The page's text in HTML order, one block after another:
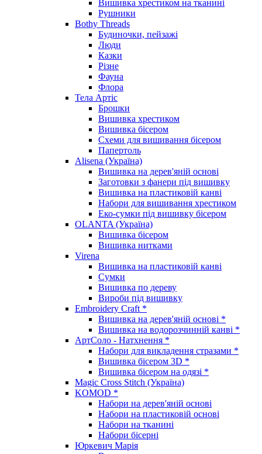
Вишивка хрестиком на тканині
Рушники
Bothy Threads
Будиночки, пейзажі
Люди
Казки
Різне
Фауна
Флора
Тела Артіс
Брошки
Вишивка хрестиком
Вишивка бісером
Схеми для вишивання бісером
Папертоль
Alisena (Україна)
Вишивка на дерев'яній основі
Заготовки з фанери під вишивку
Вишивка на пластиковій канві
Набори для вишивання хрестиком
Еко-сумки під вишивку бісером
OLANTA (Україна)
Вишивка бісером
Вишивка нитками
Virena
Вишивка на пластиковій канві
Сумки
Вишивка по дереву
Вироби під вишивку
Embroidery Craft *
Вишивка на дерев'яній основі *
Вишивка на водорозчинній канві *
АртСоло - Натхнення *
Набори для викладення стразами *
Вишивка бісером 3D *
Вишивка бісером на одязі *
Magic Cross Stitch (Україна)
KOMOD *
Набори на дерев'яній основі
Набори на пластиковій основі
Набори на тканині
Набори бісерні
Юркевич Марія